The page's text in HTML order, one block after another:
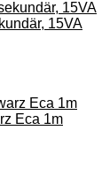
15VA
Eca 1m